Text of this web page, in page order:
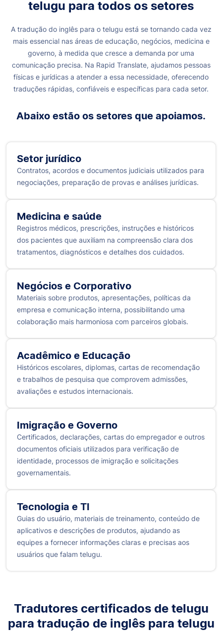
telugu para todos os setores
A tradução do inglês para o telugu está se tornando cada vez
mais essencial nas áreas de educação, negócios, medicina e
governo, à medida que cresce a demanda por uma
comunicação precisa. Na Rapid Translate, ajudamos pessoas
físicas e jurídicas a atender a essa necessidade, oferecendo
traduções rápidas, confiáveis e específicas para cada setor.
Abaixo estão os setores que apoiamos.
Setor jurídico
Contratos, acordos e documentos judiciais utilizados para
negociações, preparação de provas e análises jurídicas.
Medicina e saúde
Registros médicos, prescrições, instruções e históricos
dos pacientes que auxiliam na compreensão clara dos
tratamentos, diagnósticos e detalhes dos cuidados.
Negócios e Corporativo
Materiais sobre produtos, apresentações, políticas da
empresa e comunicação interna, possibilitando uma
colaboração mais harmoniosa com parceiros globais.
Acadêmico e Educação
Históricos escolares, diplomas, cartas de recomendação
e trabalhos de pesquisa que comprovem admissões,
avaliações e estudos internacionais.
Imigração e Governo
Certificados, declarações, cartas do empregador e outros
documentos oficiais utilizados para verificação de
identidade, processos de imigração e solicitações
governamentais.
Tecnologia e TI
Guias do usuário, materiais de treinamento, conteúdo de
aplicativos e descrições de produtos, ajudando as
equipes a fornecer informações claras e precisas aos
usuários que falam telugu.
Tradutores certificados de telugu
para tradução de inglês para telugu